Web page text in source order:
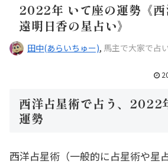
2022年 いて座の運勢《
遠明日香の星占い》
田中(あらいちゅー), 馬主で大家で占
西洋占星術で占う、2022
運勢
西洋占星術（一般的に占星術や星